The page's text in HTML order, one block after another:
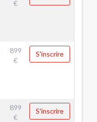
€
899
€
S'inscrire
899
€
S'inscrire